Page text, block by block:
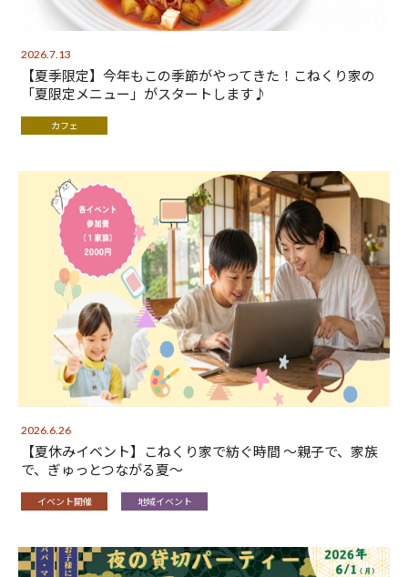
2026.7.13
【夏季限定】今年もこの季節がやってきた！こねくり家の
「夏限定メニュー」がスタートします♪
カフェ
2026.6.26
【夏休みイベント】こねくり家で紡ぐ時間 〜親子で、家族
で、ぎゅっとつながる夏〜
イベント開催 地域イベント